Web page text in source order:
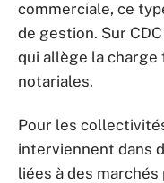
commerciale, ce
de gestion. Sur
qui allège la charge
notariales.
Pour les
interviennent dans
liées à des